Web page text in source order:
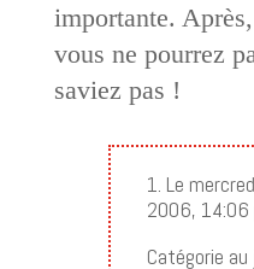
importante.
vous ne pourrez
saviez pas !
1. Le
2006, 14:06
Catégorie au